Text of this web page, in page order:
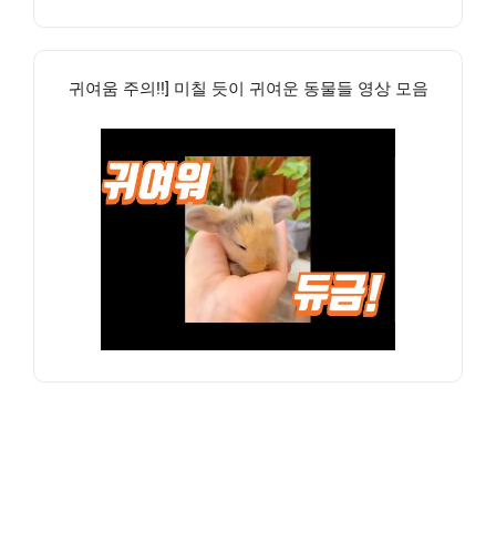
귀여움 주의!!] 미칠 듯이 귀여운 동물들 영상 모음